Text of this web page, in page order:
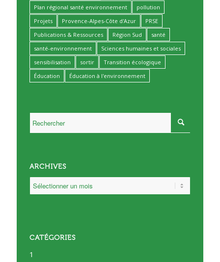
Plan régional santé environnement
pollution
Projets
Provence-Alpes-Côte d'Azur
PRSE
Publications & Ressources
Région Sud
santé
santé-environnement
Sciences humaines et sociales
sensibilisation
sortir
Transition écologique
Éducation
Éducation à l'environnement
ARCHIVES
CATÉGORIES
1